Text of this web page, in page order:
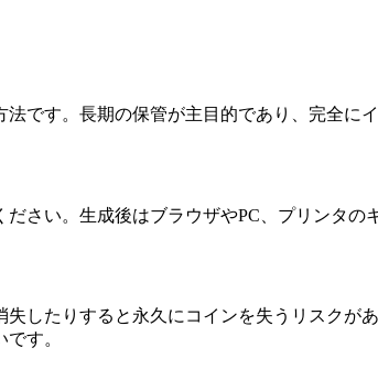
法です。長期の保管が主目的であり、完全に
さい。生成後はブラウザやPC、プリンタの
失したりすると永久にコインを失うリスクが
す。